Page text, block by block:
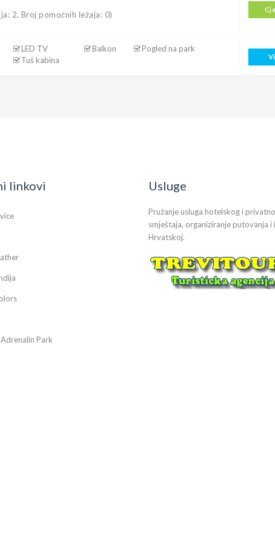
2, Broj pomoćnih ležaja: 0)
LED TV Balkon
Pogled na park
Tuš kabina
linkovi
Park
Usluge
Pružanje usluga hotelskog i
smještaja, organiziranje putovanja i
Hrvatskoj.